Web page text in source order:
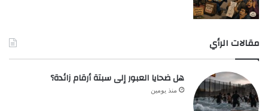
مقالات الرأي
هل ضحايا العبور إلى سبتة أرقام زائدة؟
منذ يومين